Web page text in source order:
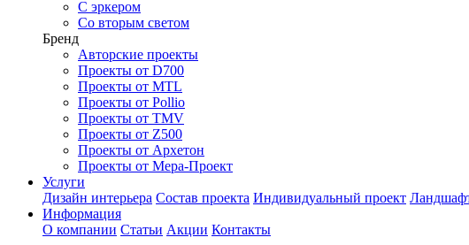
С эркером
Со вторым светом
Бренд
Авторские проекты
Проекты от D700
Проекты от MTL
Проекты от Pollio
Проекты от TMV
Проекты от Z500
Проекты от Архетон
Проекты от Мера-Проект
Услуги
Дизайн интерьера Состав проекта Индивидуальный проект
Информация
О компании Статьи Акции Контакты